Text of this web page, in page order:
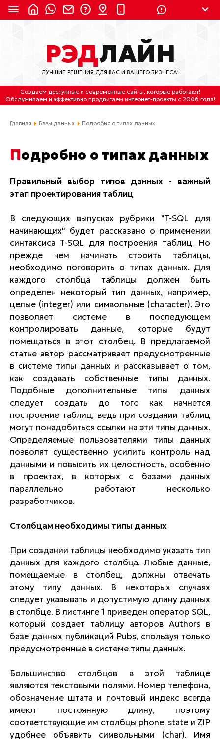
8 (800) 550-9899 (с 2:30 до 11:30 по
Мск)
Бесплатно по России
(4212) 658-653
(4212) 637-673
Отдельный вход \ Левый торец здания
info@lred.ru
Все контакты
РЭДЛАЙН
ЛУЧШИЕ РЕШЕНИЯ ДЛЯ ВАС И ВАШЕГО БИЗНЕСА!
Создаем доступные и современные сайты, которые работают!
Обслуживаем и эффективно продвигаем интернет-проекты с 2006 года!
Главная Базы данных Подробно о типах данных
Подробно о типах данных
Правильный выбор типов данных - важный
этап проектирования таблиц
В следующих выпусках рубрики "T-SQL для
начинающих" будет рассказано о применении
синтаксиса T-SQL для построения таблиц. Но
прежде чем начинать строить таблицы,
необходимо поговорить о типах данных. Для
каждого столбца таблицы должен быть
определен некоторый тип данных, например,
целые (integer) или символьные (character). Это
позволяет системе в последующем
контролировать данные, которые будут
помещаться в этот столбец. В предлагаемой
статье автор рассматривает предусмотренные
в системе типы данных и рассказывает о том,
как создавать собственные типы данных.
Подобные дополнительные типы данных
следует создать до того как начнется
построение таблиц, ведь при создании таблиц
могут понадобиться ссылки на эти типы данных.
Определяемые пользователями типы данных
позволят существенно усилить контроль над
данными и повысить их целостность, особенно
в проектах, в которых с базами данных
параллельно работают несколько
разработчиков.
Столбцам необходимы типы данных
При создании таблицы необходимо указать тип
данных для каждого столбца. Любые данные,
помещаемые в столбец, должны отвечать
этому типу данных. В некоторых случаях
следует указывать и допустимую длину данных
в столбце. В листинге 1 приведен оператор SQL,
который создает таблицу авторов Authors в
базе данных публикаций Pubs, спользуя только
предусмотренные в системе типы данных.
Большинство столбцов в этой таблице
являются текстовыми полями. Номер телефона,
обозначение штата и почтовый индекс всегда
имеют постоянную длину, поэтому
соответствующие им столбцы phone, state и ZIP
удобнее объявить символьными (char). Имя